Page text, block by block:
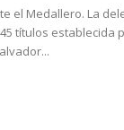
delegación mexicana dejó
títulos establecida